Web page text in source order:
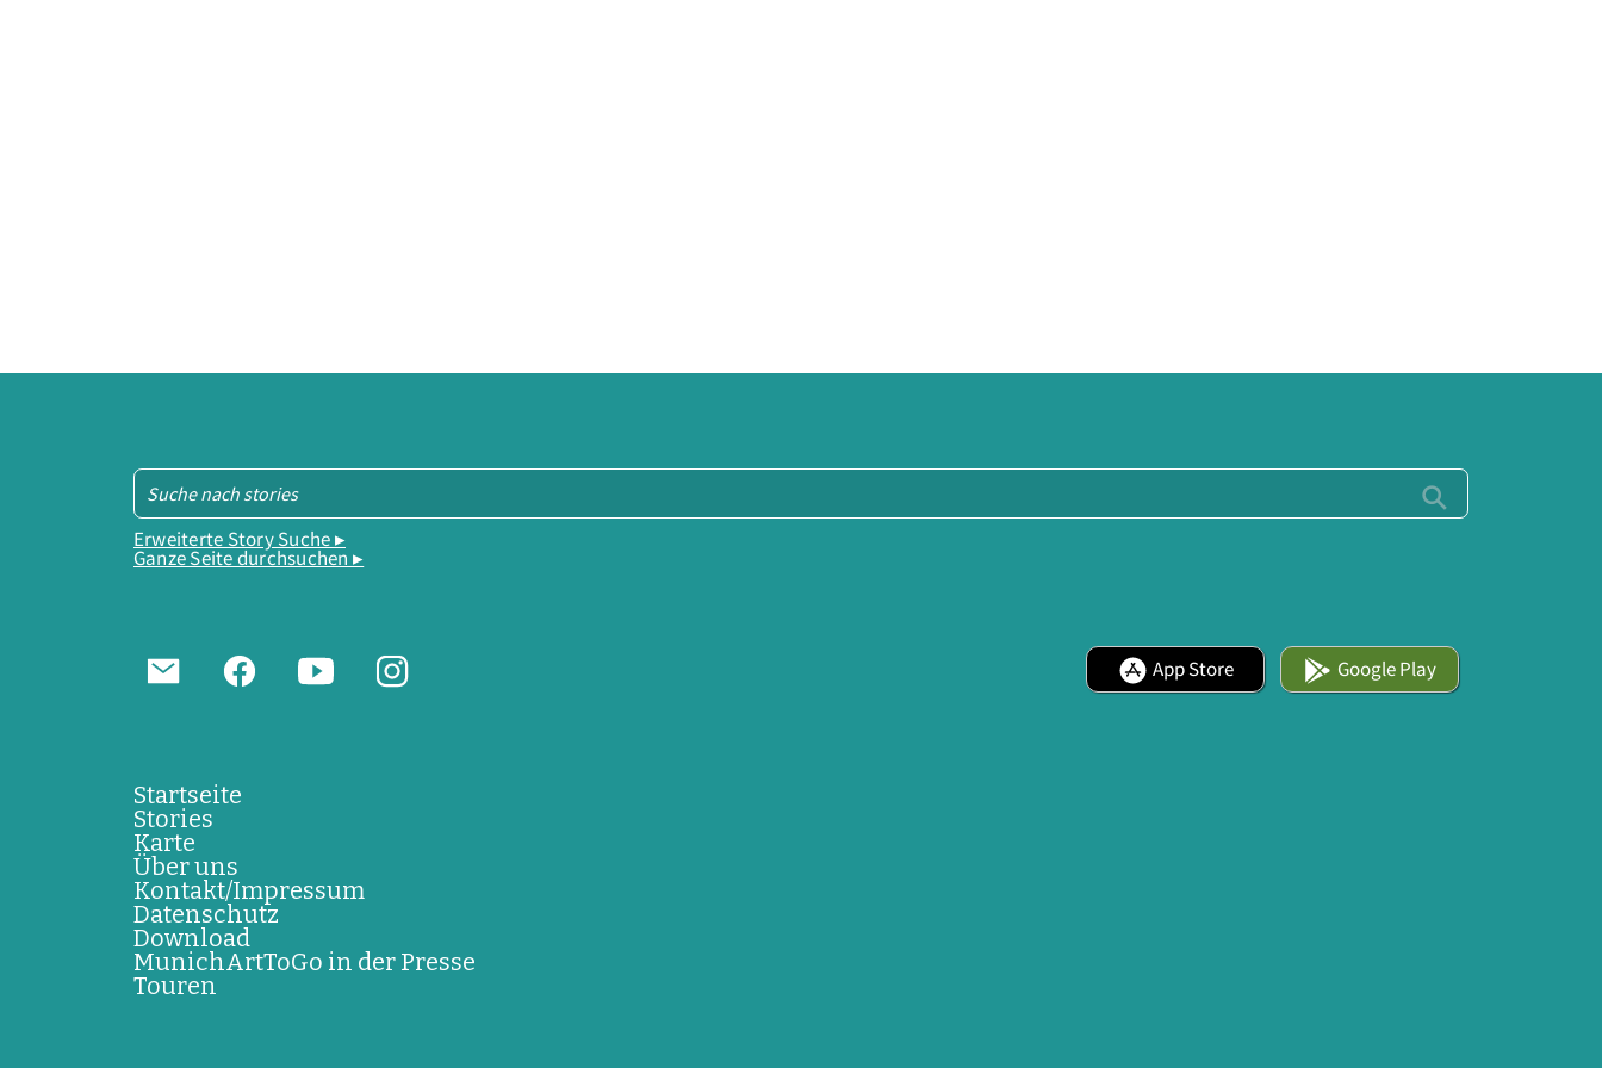
Erweiterte Story Suche ▸
Ganze Seite durchsuchen ▸
App Store Google Play
Startseite
Stories
Karte
Über uns
Kontakt/Impressum
Datenschutz
Download
MunichArtToGo in der Presse
Touren